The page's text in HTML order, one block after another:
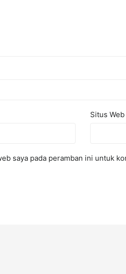
Situs Web
saya pada peramban ini untuk